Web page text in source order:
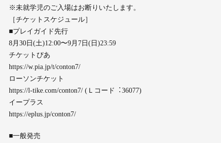
※未就学児のご⼊場はお断りいたします。
［チケットスケジュール］
■プレイガイド先⾏
8⽉30⽇(⼟)12:00〜9⽉7⽇(⽇)23:59
チケットぴあ
https://w.pia.jp/t/conton7/
ローソンチケット
https://l-tike.com/conton7/ (Ｌコード︓36077)
イープラス
https://eplus.jp/conton7/
■⼀般発売